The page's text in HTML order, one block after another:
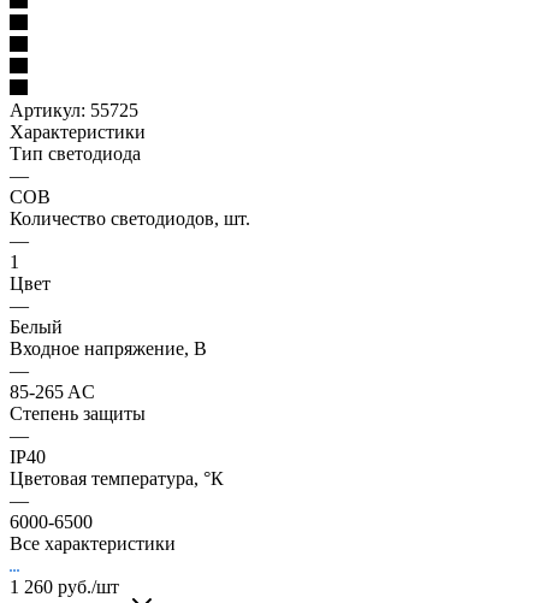
Артикул: 55725
Характеристики
Тип светодиода
—
COB
Количество светодиодов, шт.
—
1
Цвет
—
Белый
Входное напряжение, В
—
85-265 AC
Степень защиты
—
IP40
Цветовая температура, °К
—
6000-6500
Все характеристики
1 260 руб./шт